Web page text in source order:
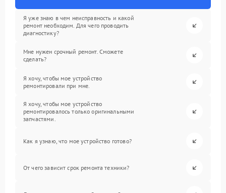
Я уже знаю в чем неисправность и какой
ремонт необходим. Для чего проводить
диагностику?
Мне нужен срочный ремонт. Сможете
сделать?
Я хочу, чтобы мое устройство
ремонтировали при мне.
Я хочу, чтобы мое устройство
ремонтировалось только оригинальными
запчастями.
Как я узнаю, что мое устройство готово?
От чего зависит срок ремонта техники?